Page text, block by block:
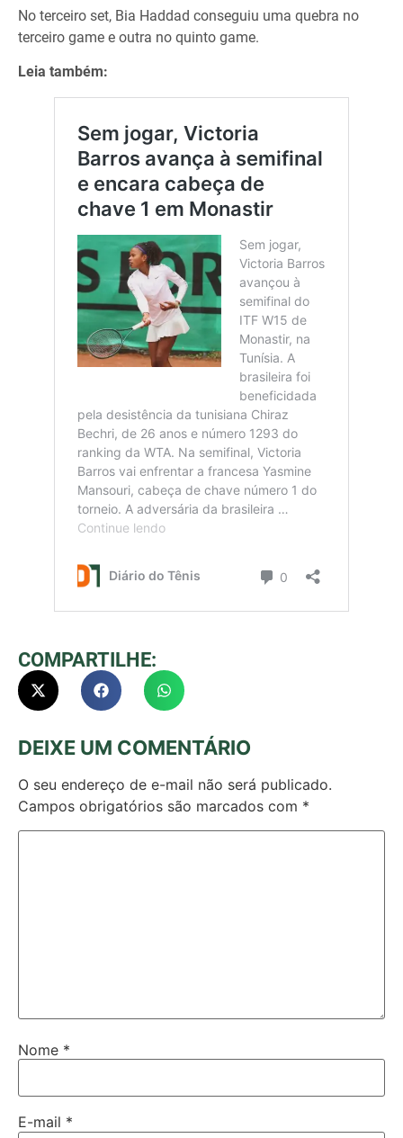
No terceiro set, Bia Haddad conseguiu uma quebra no
terceiro game e outra no quinto game.
Leia também:
COMPARTILHE:
DEIXE UM COMENTÁRIO
O seu endereço de e-mail não será publicado.
Campos obrigatórios são marcados com *
Nome *
E-mail *